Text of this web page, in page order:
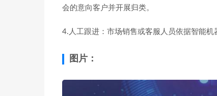
会的意向客户并开展归类。
4.人工跟进：市场销售或客服人员依据智能机
图片：